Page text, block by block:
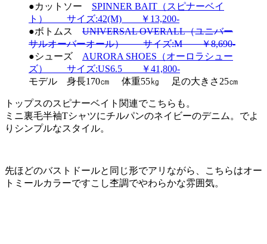
●カットソー SPINNER BAIT（スピナーベイ
ト） サイズ:42(M) ￥13,200-
●ボトムス UNIVERSAL OVERALL（ユニバー
サルオーバーオール） サイズ:M ￥8,690-
●シューズ AURORA SHOES（オーロラシュー
ズ） サイズ:US6.5 ￥41,800-
モデル 身長170㎝ 体重55㎏ 足の大きさ25㎝
トップスのスピナーベイト関連でこちらも。
ミニ裏毛半袖Tシャツにチルパンのネイビーのデニム。でよ
りシンプルなスタイル。
先ほどのバストドールと同じ形でアリながら、こちらはオー
トミールカラーですこし杢調でやわらかな雰囲気。